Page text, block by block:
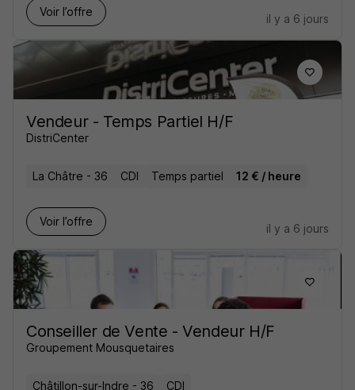
Voir l’offre
il y a 6 jours
Vendeur - Temps Partiel H/F
DistriCenter
La Châtre - 36 CDI Temps partiel 12 € / heure
Voir l’offre
il y a 6 jours
Conseiller de Vente - Vendeur H/F
Groupement Mousquetaires
Châtillon-sur-Indre - 36 CDI